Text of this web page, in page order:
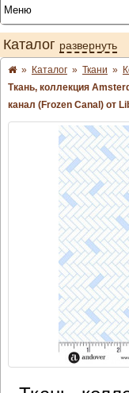
Каталог развернуть
» Каталог » Ткани »
Ткань, коллекция
канал (Frozen Canal) от